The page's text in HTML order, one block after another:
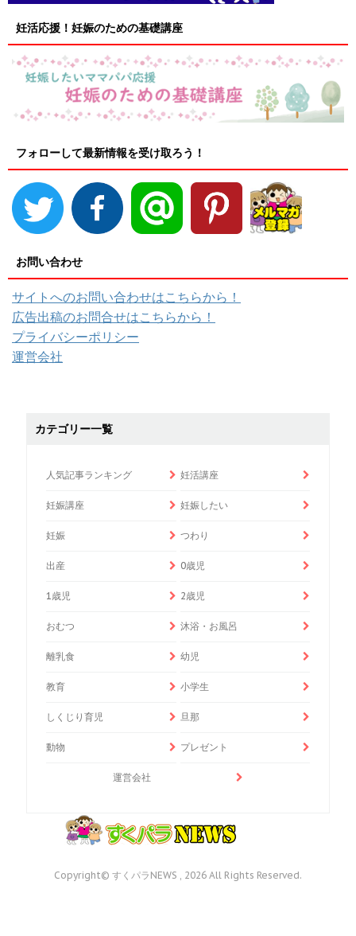
妊活応援！妊娠のための基礎講座
フォローして最新情報を受け取ろう！
お問い合わせ
サイトへのお問い合わせはこちらから！
広告出稿のお問合せはこちらから！
プライバシーポリシー
運営会社
カテゴリー一覧
人気記事ランキング 妊活講座
妊娠講座 妊娠したい
妊娠 つわり
出産 0歳児
1歳児 2歳児
おむつ 沐浴・お風呂
離乳食 幼児
教育 小学生
しくじり育児 旦那
動物 プレゼント
運営会社
Copyright© すくパラNEWS , 2026 All Rights Reserved.